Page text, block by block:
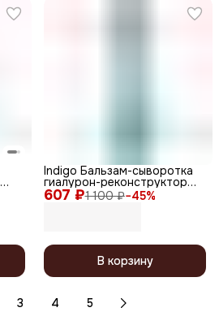
607 ₽1 100 ₽−45%
Indigo Бальзам-сыворотка
гиалурон-реконструктор
волос, 1000 мл
В корзину
3 4 5